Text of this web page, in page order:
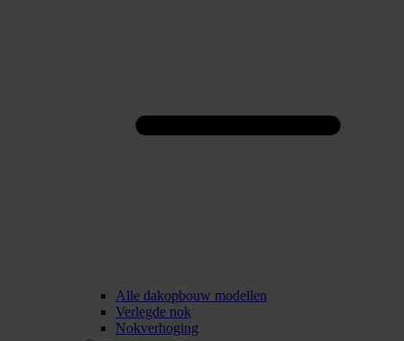
Alle dakopbouw modellen
Verlegde nok
Nokverhoging